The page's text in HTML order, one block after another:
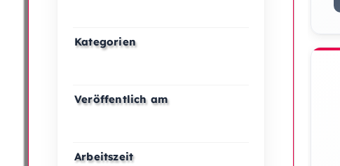
Kategorien
Veröffentlich am
Arbeitszeit